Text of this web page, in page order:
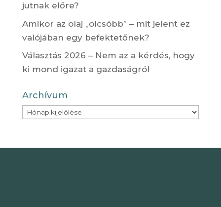
jutnak előre?
Amikor az olaj „olcsóbb” – mit jelent ez
valójában egy befektetőnek?
Választás 2026 – Nem az a kérdés, hogy
ki mond igazat a gazdaságról
Archívum
Archívum